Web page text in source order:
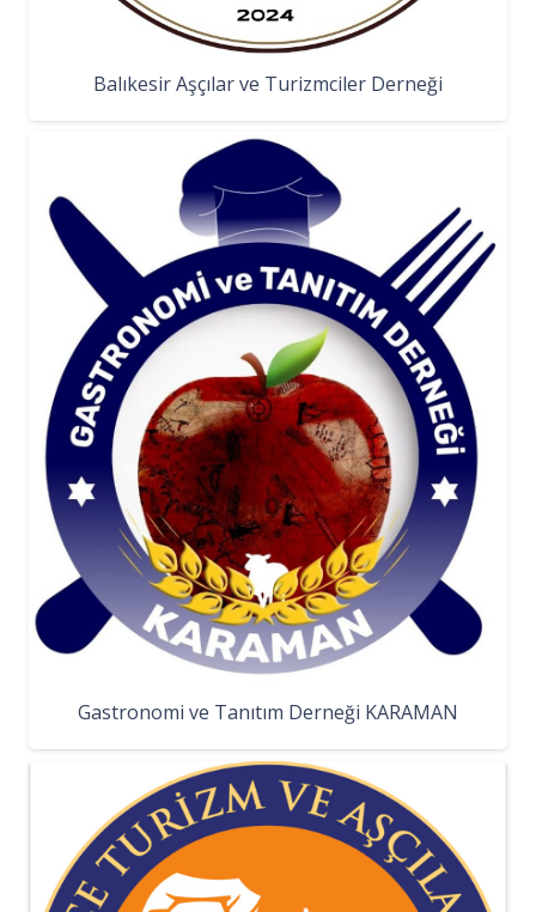
Balıkesir Aşçılar ve Turizmciler Derneği
Gastronomi ve Tanıtım Derneği KARAMAN